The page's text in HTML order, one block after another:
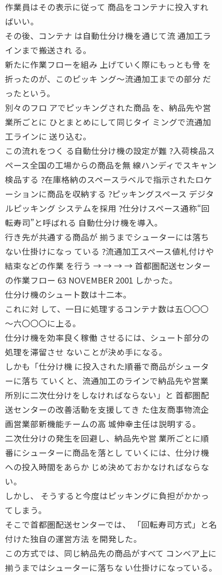
作業員はその表示に従って 商品をコンテナに投入すれ
ばいい。
その後、コンテナ は自動仕分け機を通じて流 通加工ラ
インまで搬送され る。
新たに作業フローを組み 上げていく際にもっとも骨 を
折ったのが、このピッキ ング〜流通加工までの部分 だ
ったという。
別々のフロ アでピッキングされた商品 を、納品先や営
業所ごとに ひとまとめにして同じタイ ミングで流通加
工ラインに 送り込む。
この流れをつく る自動仕分け機の設定が難 ?入荷検品ス
ペース全国の工場からの商品を無 線ハンディでスキャン
検品する ?在庫格納のスペースラベルで指示されたロケ
ーションに商品を収納する ?ピッキングスペース デジタ
ルピッキング システムを採用 ?仕分けスペース通称“回
転寿司”と呼ばれる 自動仕分け機を導入。
行き先が共通する商品が 揃うまでシューターには落ち
ない仕掛けになっ ている ?流通加工スペース値札付けや
結束などの作業 を行う → → → → 首都圏配送センター
の作業フロー 63 NOVEMBER 2001 しかった。
仕分け機のシュート数は十二本。
これに対 して、一日に処理するコンテナ数は五〇〇〇
〜六〇〇〇に上る。
仕分け機を効率良く稼働 させるには、シュート部分の
処理を滞留させ ないことが決め手になる。
しかも「仕分け機 に投入された順番で商品がシュータ
ーに落ち ていくと、流通加工のラインで納品先や営業
所別に二次仕分けをしなければならない」と 首都圏配
送センターの改善活動を支援してき た住友商事物流企
画営業部新機能チームの高 城伸幸主任は説明する。
二次仕分けの発生を回避し、納品先や営 業所ごとに順
番にシューターに商品を落とし ていくには、仕分け機
への投入時間をあらか じめ決めておかなければならな
い。
しかし、 そうすると今度はピッキングに負担がかかっ
てしまう。
そこで首都圏配送センターでは、 「回転寿司方式」と名
付けた独自の運営方法 を開発した。
この方式では、同じ納品先の商品がすべて コンベア上に
揃うまではシューターに落ちな い仕掛けになっている。